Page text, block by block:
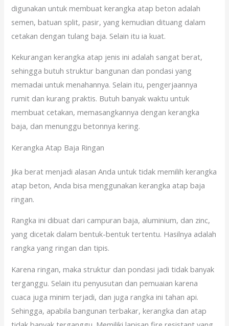
digunakan untuk membuat kerangka atap beton adalah
semen, batuan split, pasir, yang kemudian dituang dalam
cetakan dengan tulang baja. Selain itu ia kuat.
Kekurangan kerangka atap jenis ini adalah sangat berat,
sehingga butuh struktur bangunan dan pondasi yang
memadai untuk menahannya. Selain itu, pengerjaannya
rumit dan kurang praktis. Butuh banyak waktu untuk
membuat cetakan, memasangkannya dengan kerangka
baja, dan menunggu betonnya kering.
Kerangka Atap Baja Ringan
Jika berat menjadi alasan Anda untuk tidak memilih kerangka
atap beton, Anda bisa menggunakan kerangka atap baja
ringan.
Rangka ini dibuat dari campuran baja, aluminium, dan zinc,
yang dicetak dalam bentuk-bentuk tertentu. Hasilnya adalah
rangka yang ringan dan tipis.
Karena ringan, maka struktur dan pondasi jadi tidak banyak
terganggu. Selain itu penyusutan dan pemuaian karena
cuaca juga minim terjadi, dan juga rangka ini tahan api.
Sehingga, apabila bangunan terbakar, kerangka dan atap